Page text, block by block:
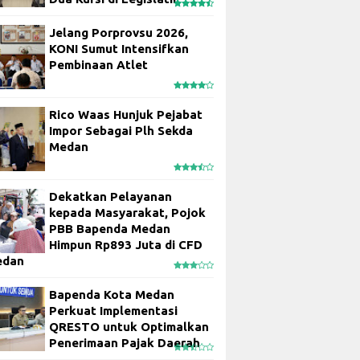
Jelang Porprovsu 2026,
KONI Sumut Intensifkan
Pembinaan Atlet
Rico Waas Hunjuk Pejabat
Impor Sebagai Plh Sekda
Medan
Dekatkan Pelayanan
kepada Masyarakat, Pojok
PBB Bapenda Medan
Himpun Rp893 Juta di CFD
Bapenda Kota Medan
Perkuat Implementasi
QRESTO untuk Optimalkan
Penerimaan Pajak Daerah